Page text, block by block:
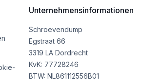
Unternehmensinformationen
Schroevendump
Egstraat 66
3319 LA Dordrecht
KvK: 77728246
BTW: NL861112556B01